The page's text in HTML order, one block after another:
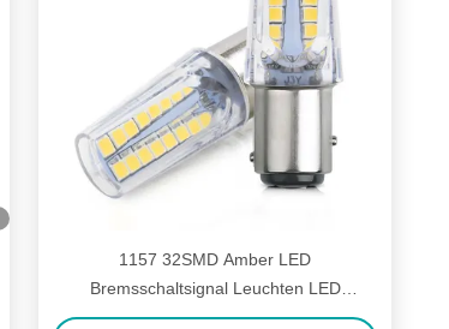
1157 32SMD Amber LED
Bremsschaltsignal Leuchten LED
Glühbirne Autoschwanz Stopp